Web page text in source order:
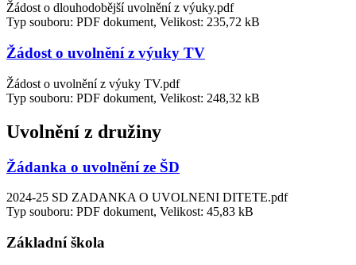
Žádost o dlouhodobější uvolnění z výuky.pdf
Typ souboru: PDF dokument, Velikost: 235,72 kB
Žádost o uvolnění z výuky TV
Žádost o uvolnění z výuky TV.pdf
Typ souboru: PDF dokument, Velikost: 248,32 kB
Uvolnění z družiny
Žádanka o uvolnění ze ŠD
2024-25 SD ZADANKA O UVOLNENI DITETE.pdf
Typ souboru: PDF dokument, Velikost: 45,83 kB
Základní škola